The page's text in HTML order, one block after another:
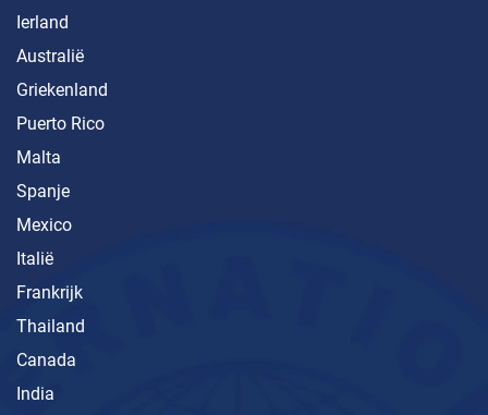
Ierland
Australië
Griekenland
Puerto Rico
Malta
Spanje
Mexico
Italië
Frankrijk
Thailand
Canada
India